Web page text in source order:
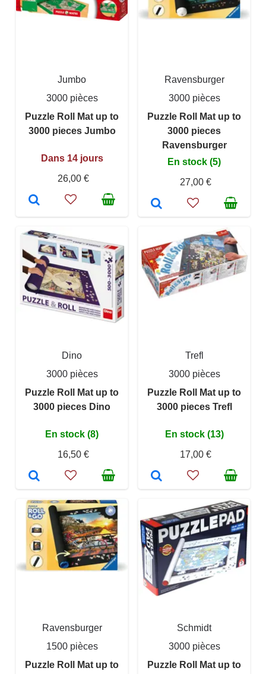
Jumbo
3000 pièces
Puzzle Roll Mat up to
3000 pieces Jumbo
Dans 14 jours
26,00 €
Ravensburger
3000 pièces
Puzzle Roll Mat up to
3000 pieces
Ravensburger
En stock (5)
27,00 €
Dino
3000 pièces
Puzzle Roll Mat up to
3000 pieces Dino
En stock (8)
16,50 €
Trefl
3000 pièces
Puzzle Roll Mat up to
3000 pieces Trefl
En stock (13)
17,00 €
Ravensburger
1500 pièces
Puzzle Roll Mat up to
Schmidt
3000 pièces
Puzzle Roll Mat up to